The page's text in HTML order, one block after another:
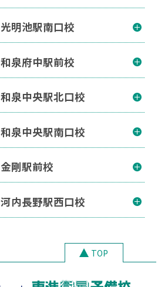
光明池駅南口校
和泉府中駅前校
和泉中央駅北口校
和泉中央駅南口校
金剛駅前校
河内長野駅西口校
TOP